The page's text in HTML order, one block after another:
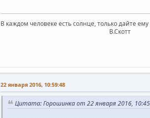
В каждом человеке есть солнце, только дайте ему
В.Скотт
22 января 2016, 10:59:48
Цитата: Горошинка от 22 января 2016,